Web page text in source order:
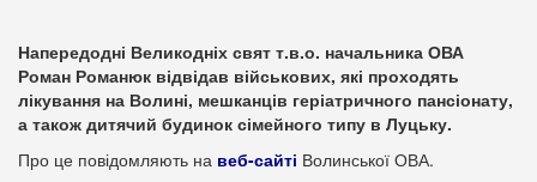
Напередодні Великодніх свят т.в.о. начальника ОВА
Роман Романюк відвідав військових, які проходять
лікування на Волині, мешканців геріатричного пансіонату,
а також дитячий будинок сімейного типу в Луцьку.
Про це повідомляють на веб-сайті Волинської ОВА.